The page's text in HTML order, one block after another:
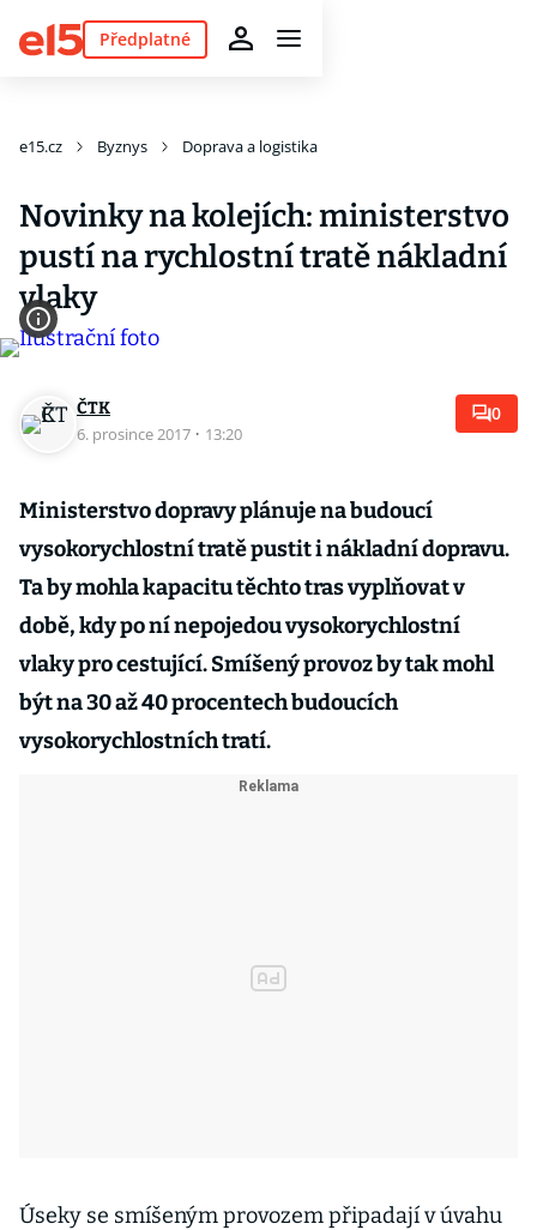
Předplatné
e15.cz Byznys Doprava a logistika
Novinky na kolejích: ministerstvo
pustí na rychlostní tratě nákladní
vlaky
ČTK
6. prosince 2017 · 13:20
0
Ministerstvo dopravy plánuje na budoucí
vysokorychlostní tratě pustit i nákladní dopravu.
Ta by mohla kapacitu těchto tras vyplňovat v
době, kdy po ní nepojedou vysokorychlostní
vlaky pro cestující. Smíšený provoz by tak mohl
být na 30 až 40 procentech budoucích
vysokorychlostních tratí.
Úseky se smíšeným provozem připadají v úvahu